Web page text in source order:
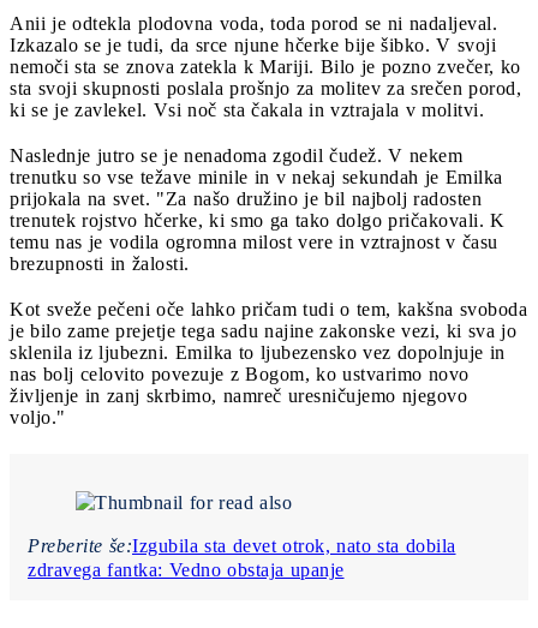
Anii je odtekla plodovna voda, toda porod se ni nadaljeval.
Izkazalo se je tudi, da srce njune hčerke bije šibko. V svoji
nemoči sta se znova zatekla k Mariji. Bilo je pozno zvečer, ko
sta svoji skupnosti poslala prošnjo za molitev za srečen porod,
ki se je zavlekel. Vsi noč sta čakala in vztrajala v molitvi.
Naslednje jutro se je nenadoma zgodil čudež. V nekem
trenutku so vse težave minile in v nekaj sekundah je Emilka
prijokala na svet. "Za našo družino je bil najbolj radosten
trenutek rojstvo hčerke, ki smo ga tako dolgo pričakovali. K
temu nas je vodila ogromna milost vere in vztrajnost v času
brezupnosti in žalosti.
Kot sveže pečeni oče lahko pričam tudi o tem, kakšna svoboda
je bilo zame prejetje tega sadu najine zakonske vezi, ki sva jo
sklenila iz ljubezni. Emilka to ljubezensko vez dopolnjuje in
nas bolj celovito povezuje z Bogom, ko ustvarimo novo
življenje in zanj skrbimo, namreč uresničujemo njegovo
voljo."
Preberite še:Izgubila sta devet otrok, nato sta dobila
zdravega fantka: Vedno obstaja upanje